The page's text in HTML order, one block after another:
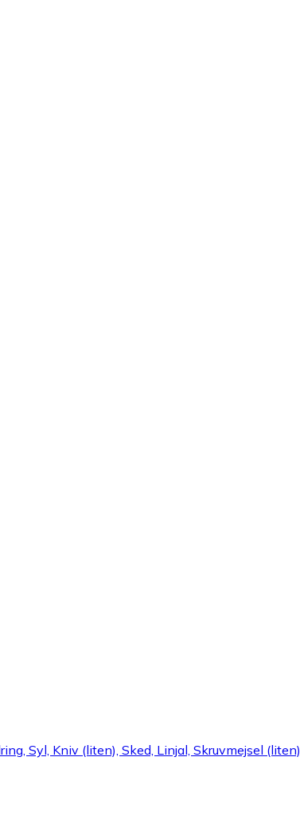
Syl, Kniv (liten), Sked, Linjal, Skruvmejsel (liten)